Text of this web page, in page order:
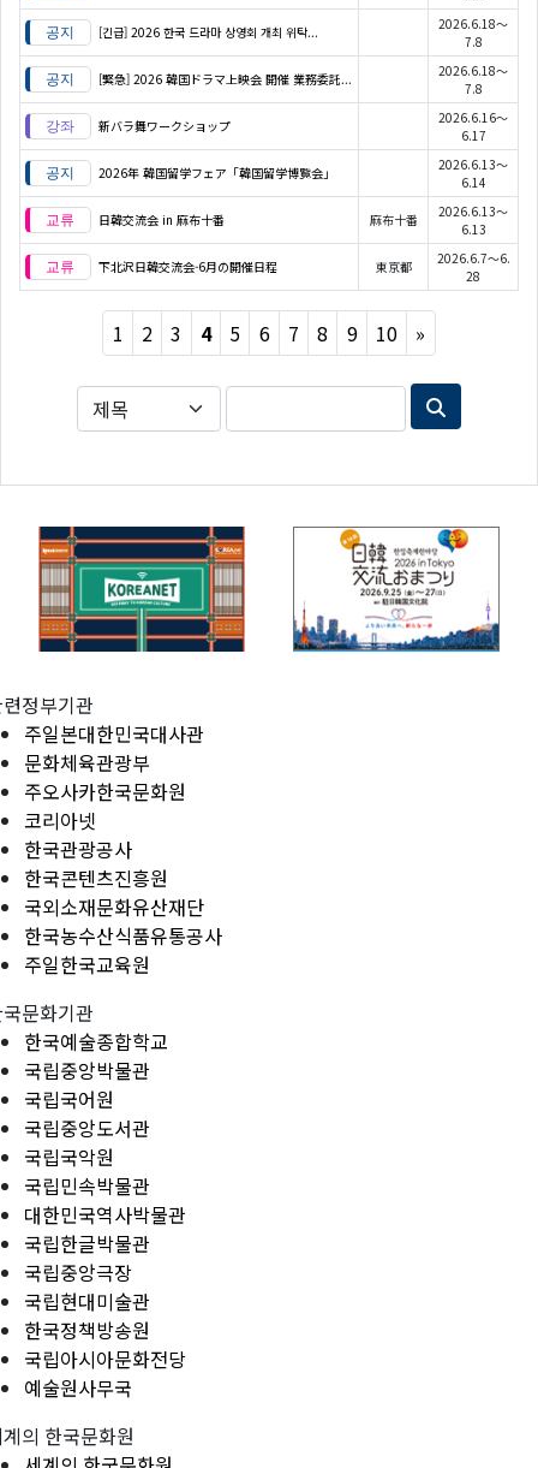
[긴급] 2026 한국 드라마 상영회 개최 위탁...
2026.6.18～
7.8
[緊急] 2026 韓国ドラマ上映会 開催 業務委託...
2026.6.18～
7.8
新バラ舞ワークショップ
2026.6.16～
6.17
2026年 韓国留学フェア「韓国留学博覧会」
2026.6.13～
6.14
日韓交流会 in 麻布十番 麻布十番
2026.6.13～
6.13
下北沢日韓交流会-6月の開催日程 東京都
2026.6.7～6.
28
1 2 3 4 5 6 7 8 9 10 »
정부기관
주일본대한민국대사관
문화체육관광부
주오사카한국문화원
코리아넷
한국관광공사
한국콘텐츠진흥원
국외소재문화유산재단
한국농수산식품유통공사
주일한국교육원
문화기관
한국예술종합학교
국립중앙박물관
국립국어원
국립중앙도서관
국립국악원
국립민속박물관
대한민국역사박물관
국립한글박물관
국립중앙극장
국립현대미술관
한국정책방송원
국립아시아문화전당
예술원사무국
의 한국문화원